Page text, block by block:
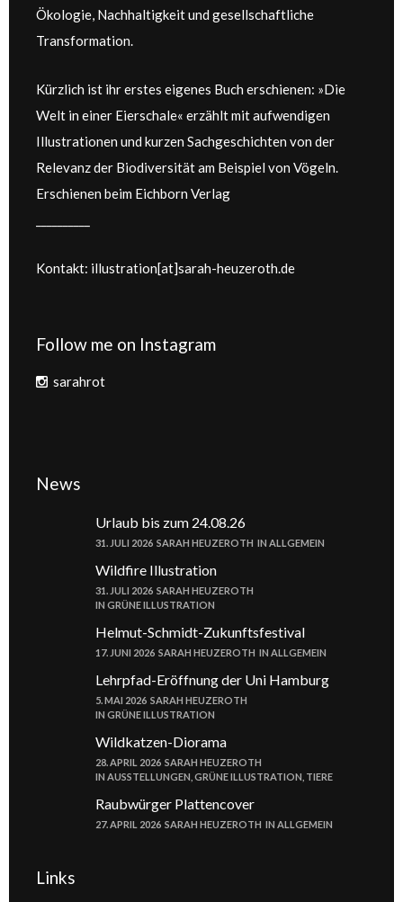
Ökologie, Nachhaltigkeit und gesellschaftliche
Transformation.
Kürzlich ist ihr erstes eigenes Buch erschienen: »Die
Welt in einer Eierschale« erzählt mit aufwendigen
Illustrationen und kurzen Sachgeschichten von der
Relevanz der Biodiversität am Beispiel von Vögeln.
Erschienen beim Eichborn Verlag
Kontakt: illustration[at]sarah-heuzeroth.de
Follow me on Instagram
sarahrot
News
Urlaub bis zum 24.08.26
31. JULI 2026 SARAH HEUZEROTH IN ALLGEMEIN
Wildfire Illustration
31. JULI 2026 SARAH HEUZEROTH
IN GRÜNE ILLUSTRATION
Helmut-Schmidt-Zukunftsfestival
17. JUNI 2026 SARAH HEUZEROTH IN ALLGEMEIN
Lehrpfad-Eröffnung der Uni Hamburg
5. MAI 2026 SARAH HEUZEROTH
IN GRÜNE ILLUSTRATION
Wildkatzen-Diorama
28. APRIL 2026 SARAH HEUZEROTH
IN AUSSTELLUNGEN GRÜNE ILLUSTRATION TIERE
Raubwürger Plattencover
27. APRIL 2026 SARAH HEUZEROTH IN ALLGEMEIN
Links